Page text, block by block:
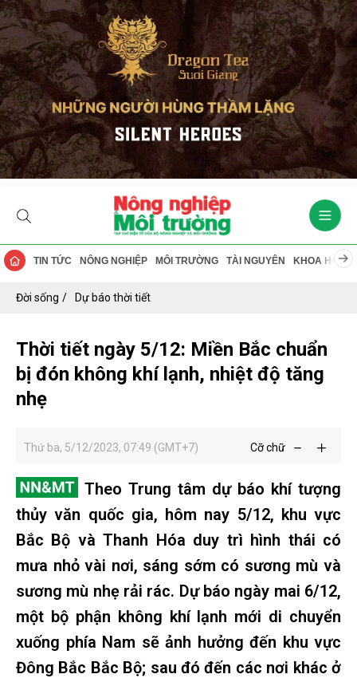
TIN TỨC NÔNG NGHIỆP MÔI TRƯỜNG TÀI NGUYÊN KHOA HỌC
Đời sống Dự báo thời tiết
Thời tiết ngày 5/12: Miền Bắc chuẩn
bị đón không khí lạnh, nhiệt độ tăng
nhẹ
Thứ ba, 5/12/2023, 07:49 (GMT+7) Cỡ chữ
Theo Trung tâm dự báo khí tượng
thủy văn quốc gia, hôm nay 5/12, khu vực
Bắc Bộ và Thanh Hóa duy trì hình thái có
mưa nhỏ vài nơi, sáng sớm có sương mù và
sương mù nhẹ rải rác. Dự báo ngày mai 6/12,
một bộ phận không khí lạnh mới di chuyển
xuống phía Nam sẽ ảnh hưởng đến khu vực
Đông Bắc Bắc Bộ; sau đó đến các nơi khác ở